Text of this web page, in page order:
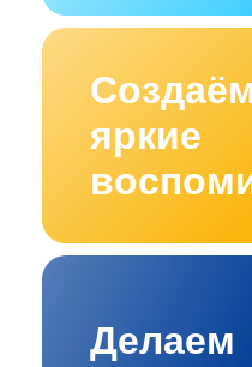
яркие
Делаем